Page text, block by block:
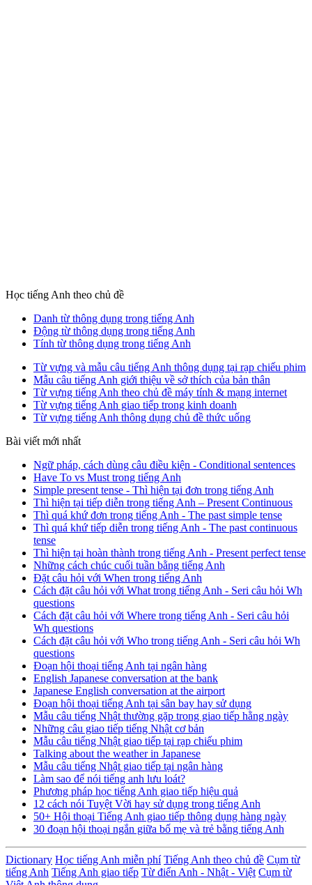
Học tiếng Anh theo chủ đề
Danh từ thông dụng trong tiếng Anh
Động từ thông dụng trong tiếng Anh
Tính từ thông dụng trong tiếng Anh
Từ vựng và mẫu câu tiếng Anh thông dụng tại rạp chiếu phim
Mẫu câu tiếng Anh giới thiệu về sở thích của bản thân
Từ vựng tiếng Anh theo chủ đề máy tính & mạng internet
Từ vựng tiếng Anh giao tiếp trong kinh doanh
Từ vựng tiếng Anh thông dụng chủ đề thức uống
Bài viết mới nhất
Ngữ pháp, cách dùng câu điều kiện - Conditional sentences
Have To vs Must trong tiếng Anh
Simple present tense - Thì hiện tại đơn trong tiếng Anh
Thì hiện tại tiếp diễn trong tiếng Anh – Present Continuous
Thì quá khứ đơn trong tiếng Anh - The past simple tense
Thì quá khứ tiếp diễn trong tiếng Anh - The past continuous
tense
Thì hiện tại hoàn thành trong tiếng Anh - Present perfect tense
Những cách chúc cuối tuần bằng tiếng Anh
Đặt câu hỏi với When trong tiếng Anh
Cách đặt câu hỏi với What trong tiếng Anh - Seri câu hỏi Wh
questions
Cách đặt câu hỏi với Where trong tiếng Anh - Seri câu hỏi
Wh questions
Cách đặt câu hỏi với Who trong tiếng Anh - Seri câu hỏi Wh
questions
Đoạn hội thoại tiếng Anh tại ngân hàng
English Japanese conversation at the bank
Japanese English conversation at the airport
Đoạn hội thoại tiếng Anh tại sân bay hay sử dụng
Mẫu câu tiếng Nhật thường gặp trong giao tiếp hằng ngày
Những câu giao tiếp tiếng Nhật cơ bản
Mẫu câu tiếng Nhật giao tiếp tại rạp chiếu phim
Talking about the weather in Japanese
Mẫu câu tiếng Nhật giao tiếp tại ngân hàng
Làm sao để nói tiếng anh lưu loát?
Phương pháp học tiếng Anh giao tiếp hiệu quả
12 cách nói Tuyệt Vời hay sử dụng trong tiếng Anh
50+ Hội thoại Tiếng Anh giao tiếp thông dụng hàng ngày
30 đoạn hội thoại ngắn giữa bố mẹ và trẻ bằng tiếng Anh
Dictionary Học tiếng Anh miễn phí Tiếng Anh theo chủ đề Cụm từ
tiếng Anh Tiếng Anh giao tiếp Từ điển Anh - Nhật - Việt Cụm từ